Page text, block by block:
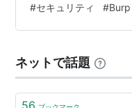
ーションの脆弱性診断
「Burp Suite」に、今
から教えていただきさ
た。 Burp AIとは？
#セキュリティ #
ネットで話題
56